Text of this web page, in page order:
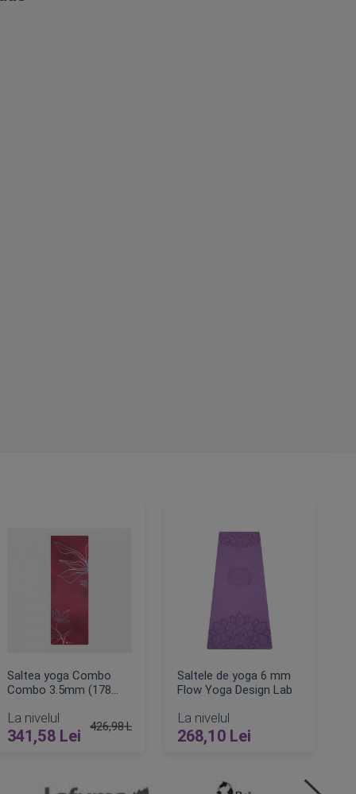
Saltea yoga Combo
Combo 3.5mm (178
La nivelul
341,58 Lei
426,98 Lei
Saltele de yoga 6 mm
Flow Yoga Design Lab
La nivelul
268,10 Lei